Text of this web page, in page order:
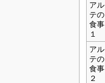
アル
テの
食事
１
アル
テの
食事
２